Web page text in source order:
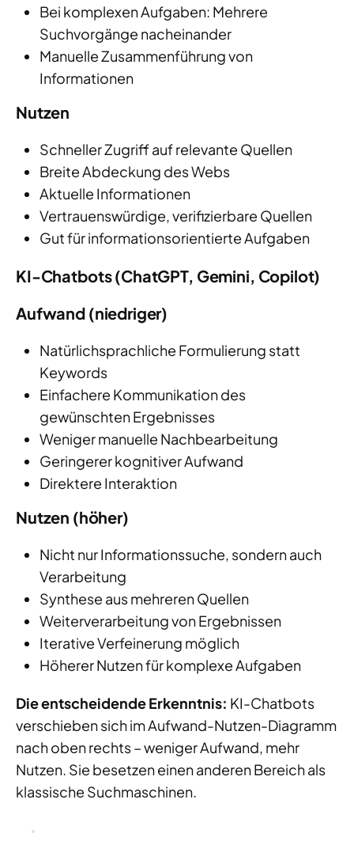
Bei komplexen Aufgaben: Mehrere
Suchvorgänge nacheinander
Manuelle Zusammenführung von
Informationen
Nutzen
Schneller Zugriff auf relevante Quellen
Breite Abdeckung des Webs
Aktuelle Informationen
Vertrauenswürdige, verifizierbare Quellen
Gut für informationsorientierte Aufgaben
KI-Chatbots (ChatGPT, Gemini, Copilot)
Aufwand (niedriger)
Natürlichsprachliche Formulierung statt
Keywords
Einfachere Kommunikation des
gewünschten Ergebnisses
Weniger manuelle Nachbearbeitung
Geringerer kognitiver Aufwand
Direktere Interaktion
Nutzen (höher)
Nicht nur Informationssuche, sondern auch
Verarbeitung
Synthese aus mehreren Quellen
Weiterverarbeitung von Ergebnissen
Iterative Verfeinerung möglich
Höherer Nutzen für komplexe Aufgaben
Die entscheidende Erkenntnis: KI-Chatbots
verschieben sich im Aufwand-Nutzen-Diagramm
nach oben rechts – weniger Aufwand, mehr
Nutzen. Sie besetzen einen anderen Bereich als
klassische Suchmaschinen.